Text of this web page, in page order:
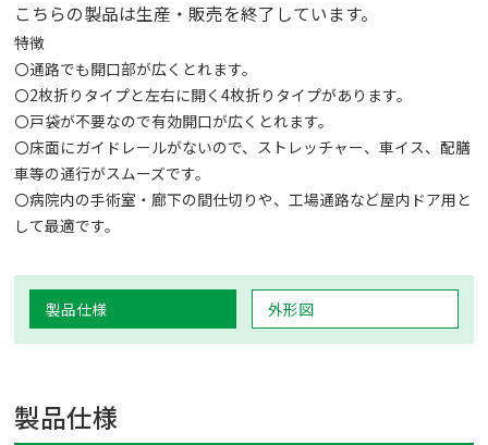
こちらの製品は生産・販売を終了しています。
特徴
〇通路でも開口部が広くとれます。
〇2枚折りタイプと左右に開く4枚折りタイプがあります。
〇戸袋が不要なので有効開口が広くとれます。
〇床面にガイドレールがないので、ストレッチャー、車イス、配膳
車等の通行がスムーズです。
〇病院内の手術室・廊下の間仕切りや、工場通路など屋内ドア用と
して最適です。
製品仕様 外形図
製品仕様